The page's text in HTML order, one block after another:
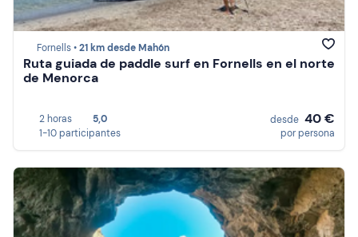
Fornells •21 km desde Mahón
Ruta guiada de paddle surf en Fornells en el norte
de Menorca
2 horas
5,0
1-10 participantes
desde 40 €
por persona